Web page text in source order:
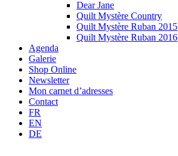
Dear Jane
Quilt Mystère Country
Quilt Mystère Ruban 2015
Quilt Mystère Ruban 2016
Agenda
Galerie
Shop Online
Newsletter
Mon carnet d’adresses
Contact
FR
EN
DE